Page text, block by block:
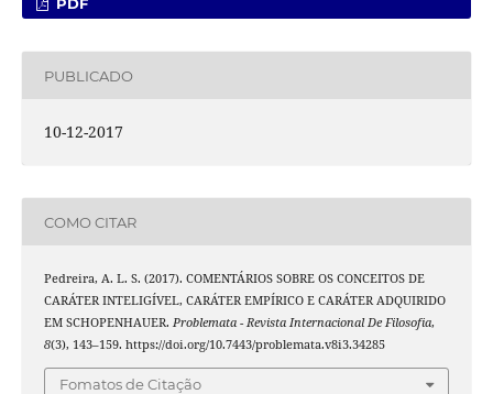
PDF
PUBLICADO
10-12-2017
COMO CITAR
Pedreira, A. L. S. (2017). COMENTÁRIOS SOBRE OS CONCEITOS DE
CARÁTER INTELIGÍVEL, CARÁTER EMPÍRICO E CARÁTER ADQUIRIDO
EM SCHOPENHAUER. Problemata - Revista Internacional De Filosofia,
8(3), 143–159. https://doi.org/10.7443/problemata.v8i3.34285
Fomatos de Citação